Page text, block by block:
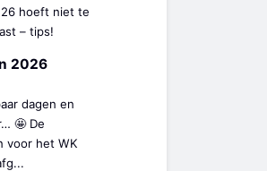
26 hoeft niet te
– tips!
2026
dagen en
🤩 De
voor het WK